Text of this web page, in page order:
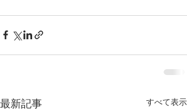
最新記事 すべて表示